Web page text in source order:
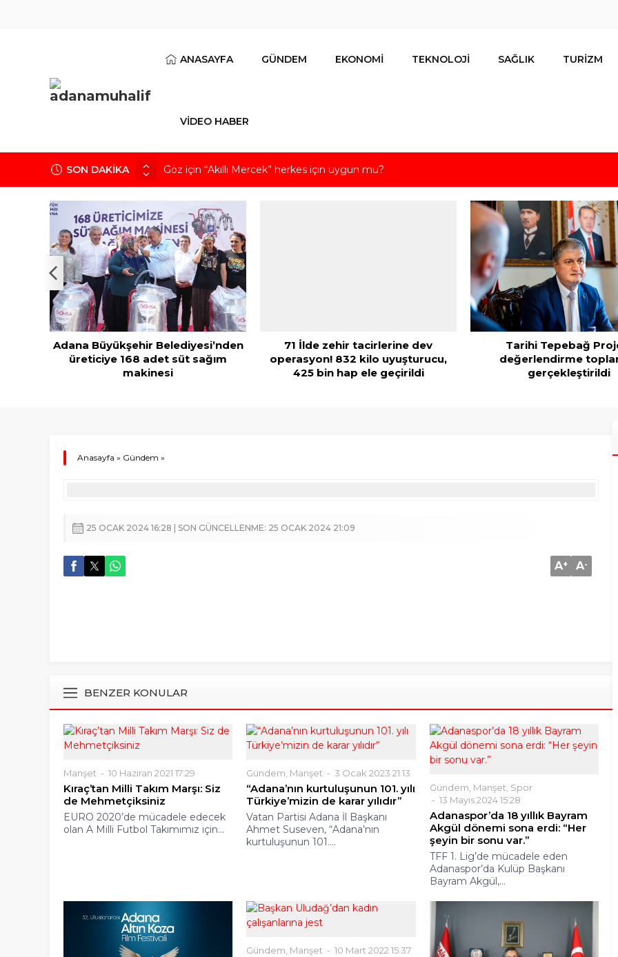
ANASAYFA GÜNDEM EKONOMİ TEKNOLOJİ SAĞLIK TURİZM
VİDEO HABER
SON DAKİKA
Göz için “Akıllı Mercek” herkes için uygun mu?
AK Parti İl Başkanı Özkan: Adanalıların bir metrekare malını kimseye yedirmeyiz!
Kuru meyve sektörü 2 milyar dolar ihracat hedefi için Ankara’dan destek istedi
Mobilya ihracatında Avrupa ivmesi
Adana Büyükşehir Belediyesi’nden
üreticiye 168 adet süt sağım
makinesi
71 İlde zehir tacirlerine dev
operasyon! 832 kilo uyuşturucu,
425 bin hap ele geçirildi
Tarihi Tepebağ
değerlendirme
gerçekleştirildi
Anasayfa » Gündem »
25 OCAK 2024 16:28 | SON GÜNCELLENME: 25 OCAK 2024 21:09
A+ A-
BENZER KONULAR
Manşet 10 Haziran 2021 17:29
Kıraç’tan Milli Takım Marşı: Siz
de Mehmetçiksiniz
EURO 2020’de mücadele edecek
olan A Milli Futbol Takımımız için...
Gündem Manşet 3 Ocak 2023 21:13
“Adana’nın kurtuluşunun 101. yılı
Türkiye’mizin de karar yılıdır”
Vatan Partisi Adana İl Başkanı
Ahmet Suseven, “Adana’nın
kurtuluşunun 101....
Gündem Manşet Spor
13 Mayıs 2024 15:28
Adanaspor’da 18 yıllık Bayram
Akgül dönemi sona erdi: “Her
şeyin bir sonu var.”
TFF 1. Lig’de mücadele eden
Adanaspor’da Kulüp Başkanı
Bayram Akgül,...
Gündem Manşet 10 Mart 2022 15:37